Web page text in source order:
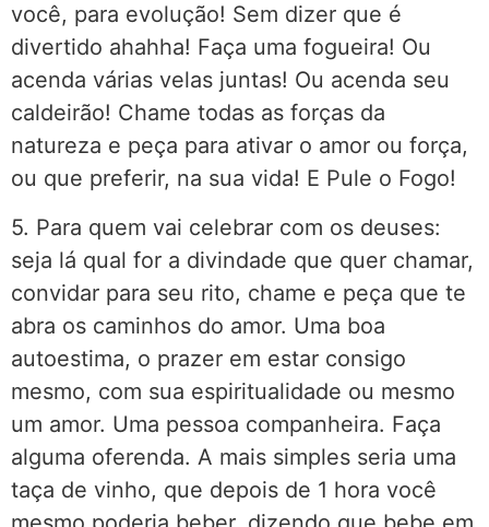
você, para evolução! Sem dizer que é
divertido ahahha! Faça uma fogueira! Ou
acenda várias velas juntas! Ou acenda seu
caldeirão! Chame todas as forças da
natureza e peça para ativar o amor ou força,
ou que preferir, na sua vida! E Pule o Fogo!
5. Para quem vai celebrar com os deuses:
seja lá qual for a divindade que quer chamar,
convidar para seu rito, chame e peça que te
abra os caminhos do amor. Uma boa
autoestima, o prazer em estar consigo
mesmo, com sua espiritualidade ou mesmo
um amor. Uma pessoa companheira. Faça
alguma oferenda. A mais simples seria uma
taça de vinho, que depois de 1 hora você